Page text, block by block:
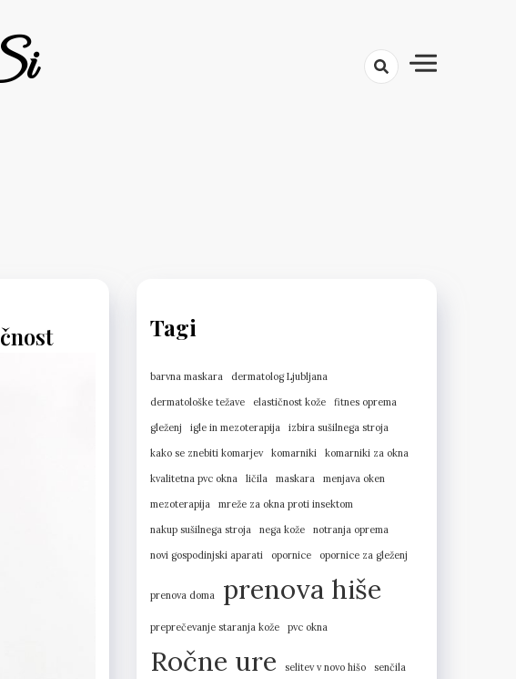
Tagi
barvna maskara
dermatolog Ljubljana
dermatološke težave
elastičnost kože
fitnes oprema
gleženj
igle in mezoterapija
izbira sušilnega stroja
kako se znebiti komarjev
komarniki
komarniki za okna
kvalitetna pvc okna
ličila maskara
menjava oken
mezoterapija
mreže za okna proti insektom
nakup sušilnega stroja
nega kože
notranja oprema
novi gospodinjski aparati
opornice opornice za gleženj
prenova doma prenova hiše
preprečevanje staranja kože pvc okna
Ročne ure selitev v novo hišo senčila